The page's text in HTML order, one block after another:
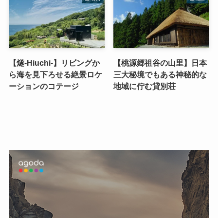
【燧-Hiuchi-】リビングか
ら海を見下ろせる絶景ロケ
ーションのコテージ
【桃源郷祖谷の山里】日本
三大秘境でもある神秘的な
地域に佇む貸別荘